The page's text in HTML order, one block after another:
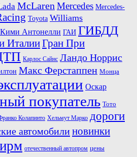
McLarenMercedes Mercedes-
Toyota Williams
Антонелли ГАИ ГИБДД
ИталииГран При
Карлос Сайнс Ландо Норрис
Макс Ферстаппен Монца
Оскар
покупатель Тото
Колапинто Хельмут Марко дороги
автомобилиновинки
отечественный автопром цены